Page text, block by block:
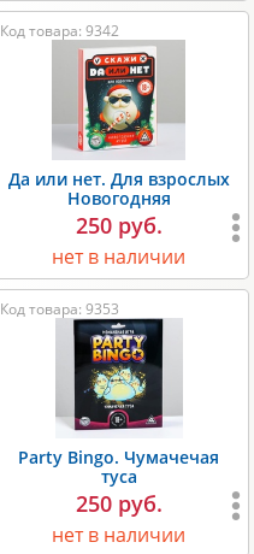
Код товара: 9342
Да или нет. Для взрослых
Новогодняя
250 руб.
нет в наличии
Код товара: 9353
Party Bingo. Чумачечая
туса
250 руб.
нет в наличии